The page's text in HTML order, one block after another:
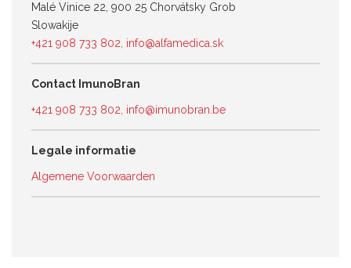
Malé Vinice 22, 900 25 Chorvátsky Grob
Slowakije
+421 908 733 802 info@alfamedica.sk
Contact ImunoBran
+421 908 733 802 info@imunobran.be
Legale informatie
Algemene Voorwaarden